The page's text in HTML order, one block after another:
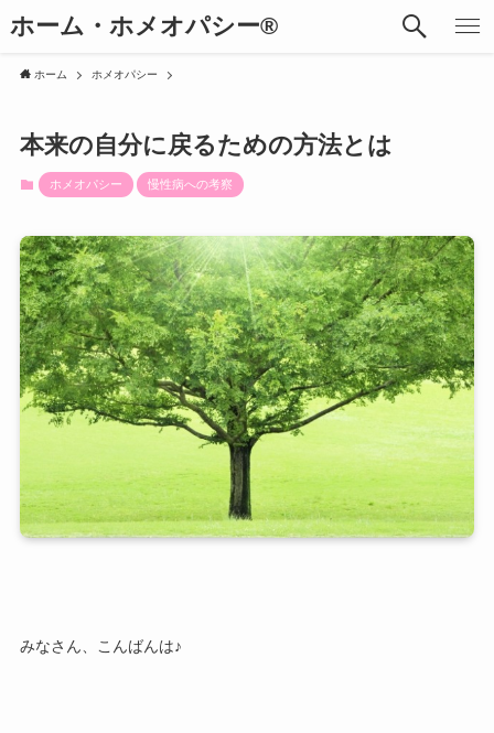
ホーム・ホメオパシー®︎
ホーム ホメオパシー
本来の自分に戻るための方法とは
ホメオパシー 慢性病への考察